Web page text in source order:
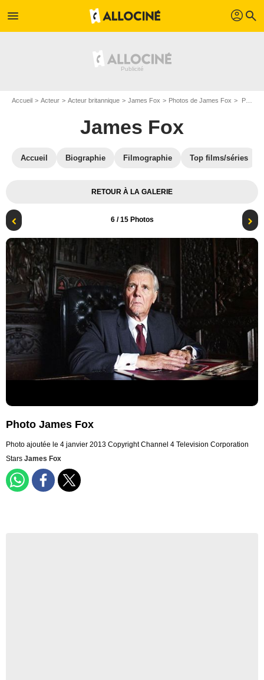
menu profil search
Accueil Acteur Acteur britannique James Fox Photos de James Fox Photo James Fox
James Fox
Accueil Biographie Filmographie Top films/séries
RETOUR À LA GALERIE
6/ 15 Photos
Photo James Fox
Photo ajoutée le 4 janvier 2013 Copyright Channel 4 Television Corporation
Stars James Fox